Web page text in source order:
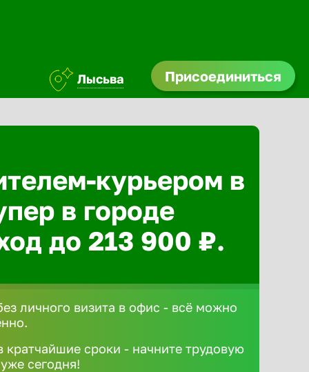
Лысьва Присоединиться
курьером в
в городе
до 213 900 ₽.
личного визита в офис - всё можно
сроки - начните трудовую
сегодня!